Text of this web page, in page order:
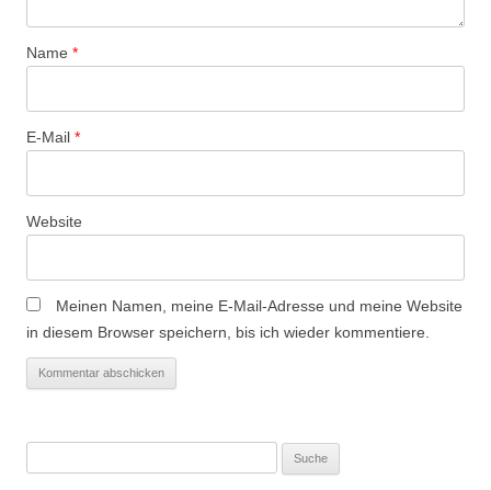
t
o
Name *
E-Mail *
Website
Meinen Namen, meine E-Mail-Adresse und meine Website
in diesem Browser speichern, bis ich wieder kommentiere.